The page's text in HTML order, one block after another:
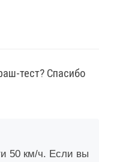
тест? Спасибо
50 км/ч. Если вы